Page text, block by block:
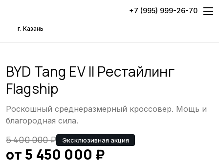
+7 (995) 999-26-70
г. Казань
BYD Tang EV II Рестайлинг
Flagship
Роскошный среднеразмерный кроссовер. Мощь и
благородная сила.
от 5 450 000 ₽
5 400 000₽ Эксклюзивная акция